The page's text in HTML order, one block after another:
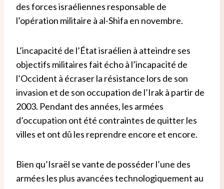
des forces israéliennes responsable de
l’opération militaire à al-Shifa en novembre.
L’incapacité de l’État israélien à atteindre ses
objectifs militaires fait écho à l’incapacité de
l’Occident à écraser la résistance lors de son
invasion et de son occupation de l’Irak à partir de
2003. Pendant des années, les armées
d’occupation ont été contraintes de quitter les
villes et ont dû les reprendre encore et encore.
Bien qu’Israël se vante de posséder l’une des
armées les plus avancées technologiquement au